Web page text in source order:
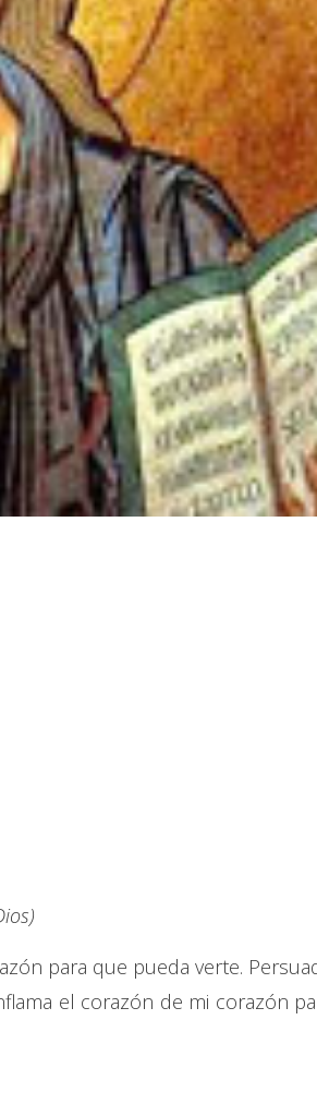
para que pueda verte.
el corazón de mi corazón